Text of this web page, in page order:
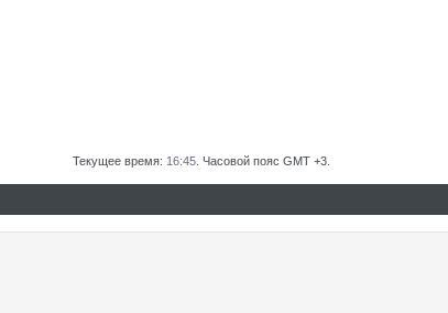
Текущее время: 16:45 . Часовой пояс GMT +3.